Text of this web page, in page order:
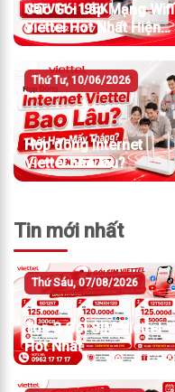
Các Gói Lắp Mạng Wifi
Viettel Hot Nhất Hiện
Nay
Thứ Tư, 10/06/2026
Hợp đồng Internet
Viettel bao lâu?
Tin mới nhất
Thứ Sáu, 07/08/2026
Top 3 Gói SIM Viettel
Hot Nhất